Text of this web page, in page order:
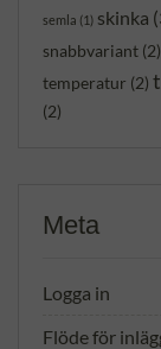
semla (1) skinka
snabbvariant (2)
temperatur (2)
(2)
Meta
Logga in
Flöde för